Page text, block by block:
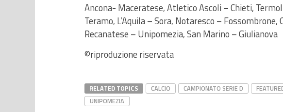
Ancona- Maceratese, Atletico Ascoli – Chieti,
Teramo, L’Aquila – Sora, Notaresco –
Recanatese – Unipomezia, San Marino – Giulianova
©riproduzione riservata
RELATED TOPICS CALCIO CAMPIONATO SERIE D
UNIPOMEZIA